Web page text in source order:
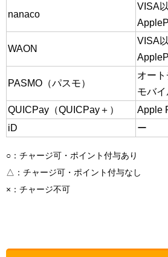
nanaco
VISA
WAON
VISA
PASMO（パスモ）
オー
モバ
QUICPay（QUICPay＋）
Apple
iD
ー
○：チャージ可・ポイント付与あり
△：チャージ可・ポイント付与なし
×：チャージ不可